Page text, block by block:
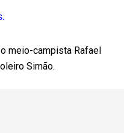
meio-campista Rafael
Simão.